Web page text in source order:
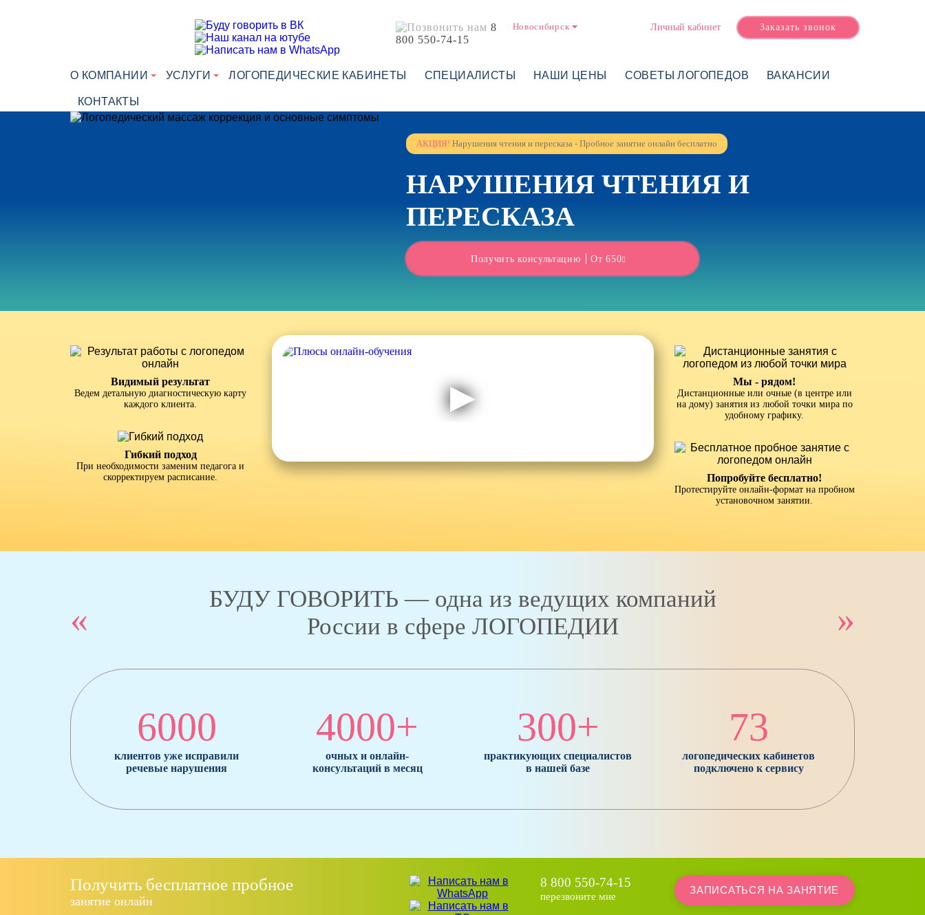
8
800 550-74-15
Новосибирск Личный кабинет Заказать звонок
О КОМПАНИИ УСЛУГИ ЛОГОПЕДИЧЕСКИЕ КАБИНЕТЫ СПЕЦИАЛИСТЫ НАШИ ЦЕНЫ СОВЕТЫ ЛОГОПЕДОВ ВАКАНСИИ
КОНТАКТЫ
АКЦИЯ! Нарушения чтения и пересказа - Пробное занятие онлайн бесплатно
НАРУШЕНИЯ ЧТЕНИЯ И
ПЕРЕСКАЗА
Получить консультацию От 650
Видимый результат
Ведем детальную диагностическую карту
каждого клиента.
Гибкий подход
При необходимости заменим педагога и
скорректируем расписание.
Мы - рядом!
Дистанционные или очные (в центре или
на дому) занятия из любой точки мира по
удобному графику.
Попробуйте бесплатно!
Протестируйте онлайн-формат на пробном
установочном занятии.
«
БУДУ ГОВОРИТЬ — одна из ведущих компаний
России в сфере ЛОГОПЕДИИ
»
6000
клиентов уже исправили
речевые нарушения
4000+
очных и онлайн-
консультаций в месяц
300+
практикующих специалистов
в нашей базе
73
логопедических кабинетов
подключено к сервису
Получить бесплатное пробное
занятие онлайн
8 800 550-74-15
перезвоните мне
ЗАПИСАТЬСЯ НА ЗАНЯТИЕ